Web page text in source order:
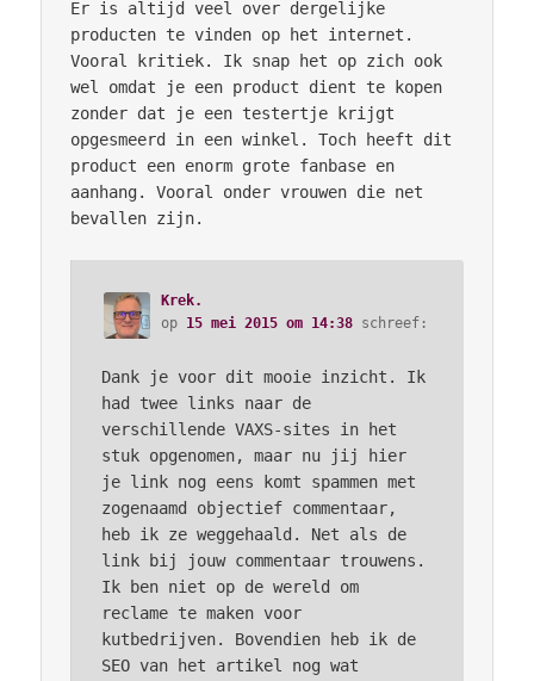
Er is altijd veel over dergelijke
producten te vinden op het internet.
Vooral kritiek. Ik snap het op zich ook
wel omdat je een product dient te kopen
zonder dat je een testertje krijgt
opgesmeerd in een winkel. Toch heeft dit
product een enorm grote fanbase en
aanhang. Vooral onder vrouwen die net
bevallen zijn.
Krek.
op 15 mei 2015 om 14:38 schreef:
Dank je voor dit mooie inzicht. Ik
had twee links naar de
verschillende VAXS-sites in het
stuk opgenomen, maar nu jij hier
je link nog eens komt spammen met
zogenaamd objectief commentaar,
heb ik ze weggehaald. Net als de
link bij jouw commentaar trouwens.
Ik ben niet op de wereld om
reclame te maken voor
kutbedrijven. Bovendien heb ik de
SEO van het artikel nog wat